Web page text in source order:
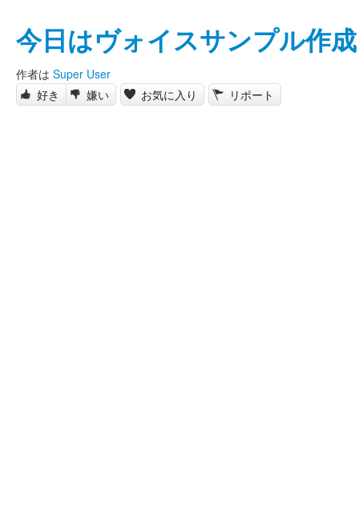
今日はヴォイスサンプル作成
作者は Super User
好き
嫌い お気に入り リポート